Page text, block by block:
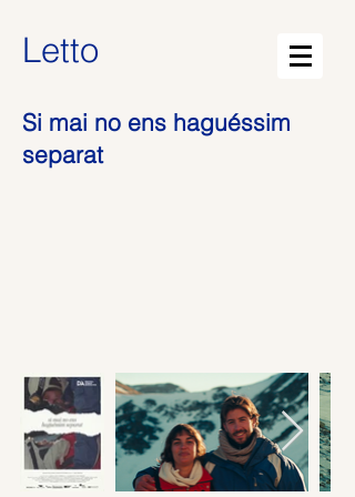
Letto
Si mai no ens haguéssim
separat